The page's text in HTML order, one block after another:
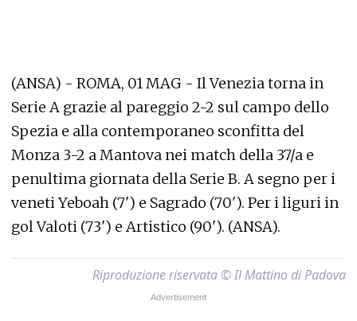
(ANSA) - ROMA, 01 MAG - Il Venezia torna in
Serie A grazie al pareggio 2-2 sul campo dello
Spezia e alla contemporaneo sconfitta del
Monza 3-2 a Mantova nei match della 37/a e
penultima giornata della Serie B. A segno per i
veneti Yeboah (7') e Sagrado (70'). Per i liguri in
gol Valoti (73') e Artistico (90'). (ANSA).
Riproduzione riservata © Il Mattino di Padova